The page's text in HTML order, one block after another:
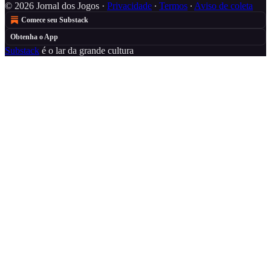
© 2026 Jornal dos Jogos · Privacidade ∙ Termos ∙ Aviso de coleta
Comece seu Substack
Obtenha o App
Substack é o lar da grande cultura